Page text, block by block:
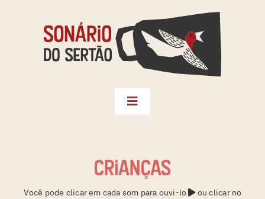
Toggle
Seleções
Territórios
crianças
Você pode clicar em cada som para ouvi-lo
ou clicar no